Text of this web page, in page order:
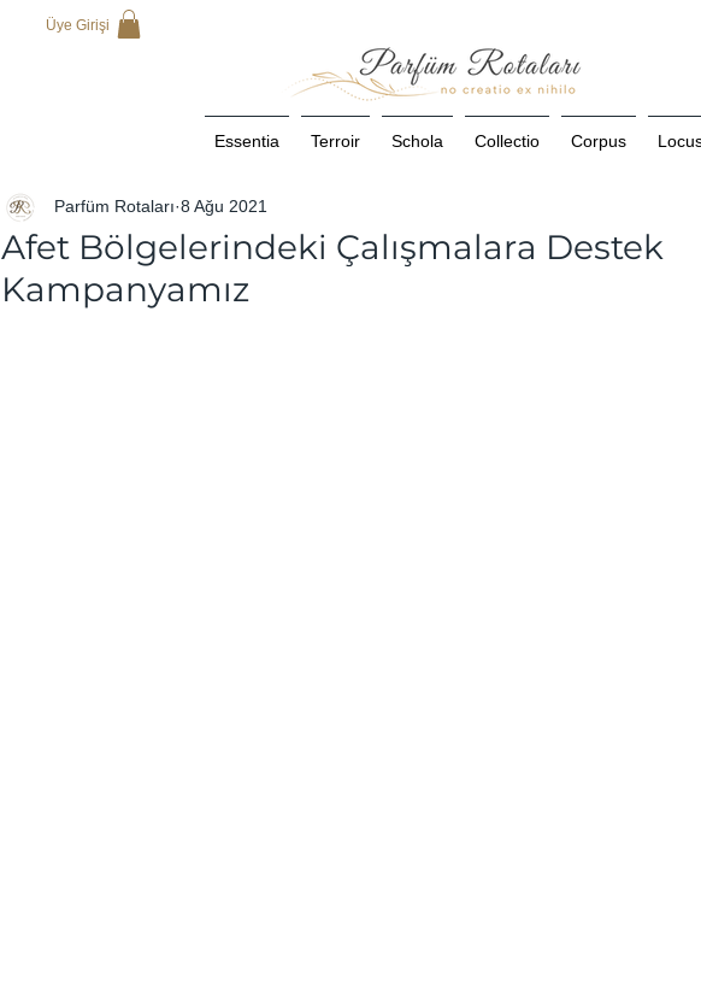
Üye Girişi
Essentia Terroir Schola Collectio Corpus
Afet Bölgelerindeki Çalışmalara Destek
Kampanyamız
Parfüm Rotaları 8 Ağu 2021